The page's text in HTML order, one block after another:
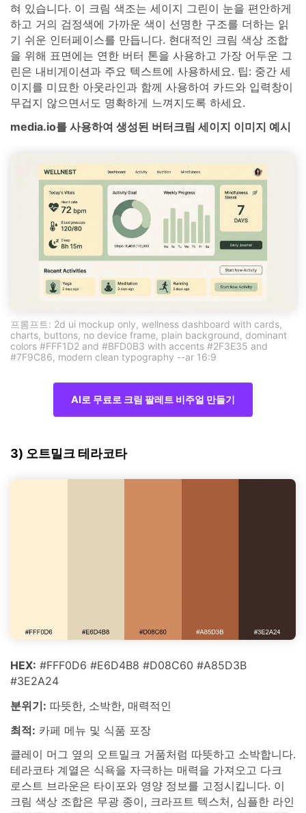
혀 있습니다. 이 크림 색조는 세이지 그린이 눈을 편안하게
하고 거의 검정색에 가까운 색이 선명한 구조를 더하는 읽
기 쉬운 인터페이스를 만듭니다. 현대적인 크림 색상 조합
을 위해 표면에는 연한 버터 톤을 사용하고 가장 어두운 그
린은 내비게이션과 주요 텍스트에 사용하세요. 팁: 중간 세
이지를 미묘한 아웃라인과 함께 사용하여 카드와 입력창이
무겁지 않으면서도 명확하게 느껴지도록 하세요.
media.io를 사용하여 생성된 버터크림 세이지 이미지 예시
프롬프트: 2d ui mockup only, wellness dashboard with cards,
charts, buttons, no device frame, plain background, dominant
colors #FFF1D2 and #BFD0B3 with accents #2F3E35 and
#7F9C86, modern clean typography --ar 16:9
AI로 무료로 크림 팔레트 비주얼 만들기
3) 오트밀크 테라코타
HEX: #FFF0D6 #E6D4B8 #D08C60 #A85D3B
#3E2A24
분위기: 따뜻한, 소박한, 매력적인
최적: 카페 메뉴 및 식품 포장
클레이 머그 옆의 오트밀크 거품처럼 따뜻하고 소박합니다.
테라코타 계열은 식욕을 자극하는 매력을 가져오고 다크
로스트 브라운은 타이포와 영양 정보를 고정시킵니다. 이
크림 색상 조합은 무광 종이, 크라프트 텍스처, 심플한 라인